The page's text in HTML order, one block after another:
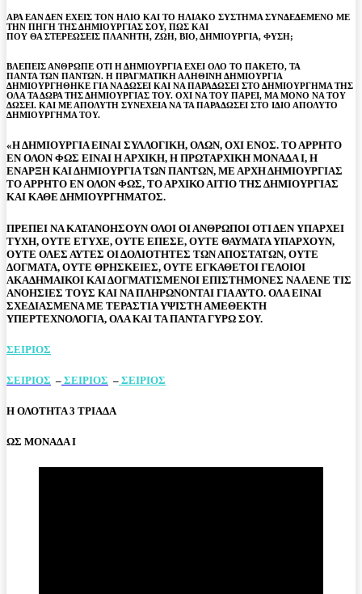
ΑΡΑ ΕΑΝ ΔΕΝ ΕΧΕΙΣ ΤΟΝ ΗΛΙΟ ΚΑΙ ΤΟ ΗΛΙΑΚΟ ΣΥΣΤΗΜΑ ΣΥΝΔΕΔΕΜΕΝΟ ΜΕ
ΤΗΝ ΠΗΓΗ ΤΗΣ ΔΗΜΙΟΥΡΓΙΑΣ ΣΟΥ, ΠΩΣ ΚΑΙ
ΠΟΥ ΘΑ ΣΤΕΡΕΩΣΕΙΣ ΠΛΑΝΗΤΗ, ΖΩΗ, ΒΙΟ, ΔΗΜΙΟΥΡΓΙΑ, ΦΥΣΗ;
ΒΛΕΠΕΙΣ ΑΝΘΡΩΠΕ ΟΤΙ Η ΔΗΜΙΟΥΡΓΙΑ ΕΧΕΙ ΟΛΟ ΤΟ ΠΑΚΕΤΟ, ΤΑ
ΠΑΝΤΑ ΤΩΝ ΠΑΝΤΩΝ. Η ΠΡΑΓΜΑΤΙΚΗ ΑΛΗΘΙΝΗ ΔΗΜΙΟΥΡΓΙΑ
ΔΗΜΙΟΥΡΓΗΘΗΚΕ ΓΙΑ ΝΑ ΔΩΣΕΙ ΚΑΙ ΝΑ ΠΑΡΑΔΩΣΕΙ ΣΤΟ ΔΗΜΙΟΥΡΓΗΜΑ ΤΗΣ
ΟΛΑ ΤΑ ΔΩΡΑ ΤΗΣ ΔΗΜΙΟΥΡΓΙΑΣ ΤΟΥ. ΟΧΙ ΝΑ ΤΟΥ ΠΑΡΕΙ, ΜΑ ΜΟΝΟ ΝΑ ΤΟΥ
ΔΩΣΕΙ. ΚΑΙ ΜΕ ΑΠΟΛΥΤΗ ΣΥΝΕΧΕΙΑ ΝΑ ΤΑ ΠΑΡΑΔΩΣΕΙ ΣΤΟ ΙΔΙΟ ΑΠΟΛΥΤΟ
ΔΗΜΙΟΥΡΓΗΜΑ ΤΟΥ.
«Η ΔΗΜΙΟΥΡΓΙΑ ΕΙΝΑΙ ΣΥΛΛΟΓΙΚΗ, ΟΛΩΝ, ΟΧΙ ΕΝΟΣ. ΤΟ ΑΡΡΗΤΟ
ΕΝ ΟΛΟΝ ΦΩΣ ΕΙΝΑΙ Η ΑΡΧΙΚΗ, Η ΠΡΩΤΑΡΧΙΚΗ ΜΟΝΑΔΑ Ι, Η
ΕΝΑΡΞΗ ΚΑΙ ΔΗΜΙΟΥΡΓΙΑ ΤΩΝ ΠΑΝΤΩΝ, ΜΕ ΑΡΧΗ ΔΗΜΙΟΥΡΓΙΑΣ
ΤΟ ΑΡΡΗΤΟ ΕΝ ΟΛΟΝ ΦΩΣ, ΤΟ ΑΡΧΙΚΟ ΑΙΤΙΟ ΤΗΣ ΔΗΜΙΟΥΡΓΙΑΣ
ΚΑΙ ΚΑΘΕ ΔΗΜΙΟΥΡΓΗΜΑΤΟΣ.
ΠΡΕΠΕΙ ΝΑ ΚΑΤΑΝΟΗΣΟΥΝ ΟΛΟΙ ΟΙ ΑΝΘΡΩΠΟΙ ΟΤΙ ΔΕΝ ΥΠΑΡΧΕΙ
ΤΥΧΗ, ΟΥΤΕ ΕΤΥΧΕ, ΟΥΤΕ ΕΠΕΣΕ, ΟΥΤΕ ΘΑΥΜΑΤΑ ΥΠΑΡΧΟΥΝ,
ΟΥΤΕ ΟΛΕΣ ΑΥΤΕΣ ΟΙ ΔΟΛΙΟΤΗΤΕΣ ΤΩΝ ΑΠΟΣΤΑΤΩΝ, ΟΥΤΕ
ΔΟΓΜΑΤΑ, ΟΥΤΕ ΘΡΗΣΚΕΙΕΣ, ΟΥΤΕ ΕΓΚΑΘΕΤΟΙ ΓΕΛΟΙΟΙ
ΑΚΑΔΗΜΑΙΚΟΙ ΚΑΙ ΔΟΓΜΑΤΙΣΜΕΝΟΙ ΕΠΙΣΤΗΜΟΝΕΣ ΝΑ ΛΕΝΕ ΤΙΣ
ΑΝΟΗΣΙΕΣ ΤΟΥΣ ΚΑΙ ΝΑ ΠΛΗΡΩΝΟΝΤΑΙ ΓΙΑ ΑΥΤΟ. ΟΛΑ ΕΙΝΑΙ
ΣΧΕΔΙΑΣΜΕΝΑ ΜΕ ΤΕΡΑΣΤΙΑ ΥΨΙΣΤΗ ΑΜΕΘΕΚΤΗ
ΥΠΕΡΤΕΧΝΟΛΟΓΙΑ, ΟΛΑ ΚΑΙ ΤΑ ΠΑΝΤΑ ΓΥΡΩ ΣΟΥ.
ΣΕΙΡΙΟΣ
ΣΕΙΡΙΟΣ – ΣΕΙΡΙΟΣ – ΣΕΙΡΙΟΣ
Η ΟΛΟΤΗΤΑ 3 ΤΡΙΑΔΑ
ΩΣ ΜΟΝΑΔΑ Ι